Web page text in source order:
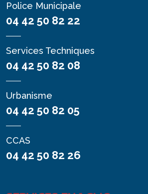
Police Municipale
04 42 50 82 22
Services Techniques
04 42 50 82 08
Urbanisme
04 42 50 82 05
CCAS
04 42 50 82 26